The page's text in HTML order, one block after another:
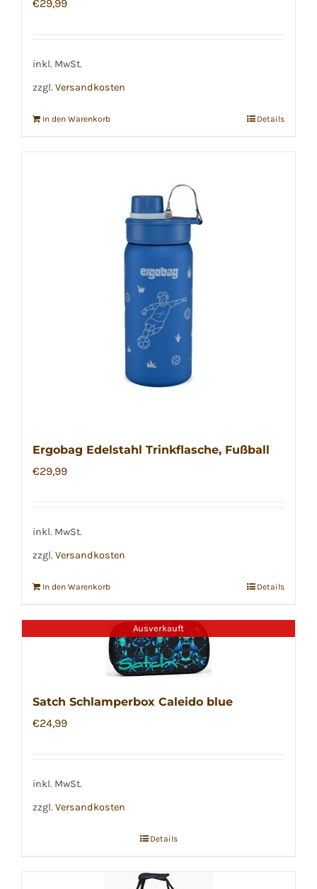
€29,99
inkl. MwSt.
zzgl. Versandkosten
In den Warenkorb Details
Ergobag Edelstahl Trinkflasche, Fußball
€29,99
inkl. MwSt.
zzgl. Versandkosten
In den Warenkorb Details
Ausverkauft
Satch Schlamperbox Caleido blue
€24,99
inkl. MwSt.
zzgl. Versandkosten
Details